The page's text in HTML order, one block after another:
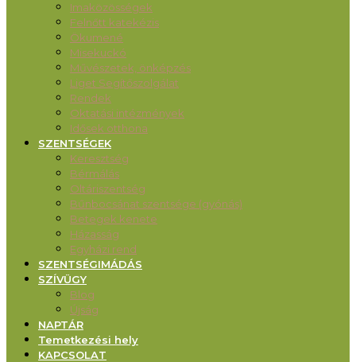
Imaközösségek
Felnőtt katekézis
Ökumené
Misekuckó
Művészetek, önképzés
Liget Segítőszolgálat
Rendek
Oktatási intézmények
Idősek otthona
SZENTSÉGEK
Keresztség
Bérmálás
Oltáriszentség
Bűnbocsánat szentsége (gyónás)
Betegek kenete
Házasság
Egyházi rend
SZENTSÉGIMÁDÁS
SZÍVÜGY
Blog
Újság
NAPTÁR
Temetkezési hely
KAPCSOLAT